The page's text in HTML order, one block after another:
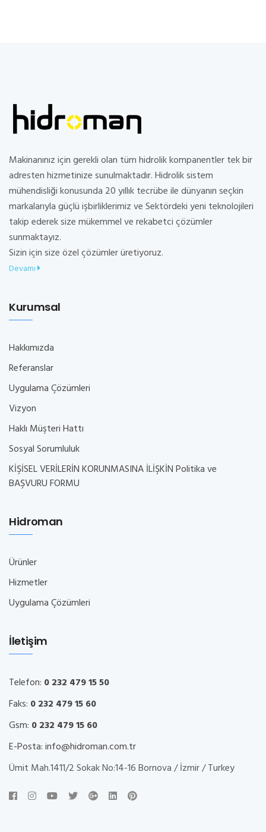
Makinanınız için gerekli olan tüm hidrolik kompanentler tek bir
adresten hizmetinize sunulmaktadır. Hidrolik sistem
mühendisliği konusunda 20 yıllık tecrübe ile dünyanın seçkin
markalarıyla güçlü işbirliklerimiz ve Sektördeki yeni teknolojileri
takip ederek size mükemmel ve rekabetci çözümler
sunmaktayız.
Sizin için size özel çözümler üretiyoruz.
Devamı
Kurumsal
Hakkımızda
Referanslar
Uygulama Çözümleri
Vizyon
Haklı Müşteri Hattı
Sosyal Sorumluluk
KİŞİSEL VERİLERİN KORUNMASINA İLİŞKİN Politika ve
BAŞVURU FORMU
Hidroman
Ürünler
Hizmetler
Uygulama Çözümleri
İletişim
Telefon: 0 232 479 15 50
Faks: 0 232 479 15 60
Gsm: 0 232 479 15 60
E-Posta:info@hidroman.com.tr
Ümit Mah.1411/2 Sokak No:14-16 Bornova / İzmir / Turkey